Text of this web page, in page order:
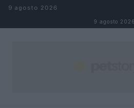
Saltar al contenido
9 agosto 2026
9 agosto 2026